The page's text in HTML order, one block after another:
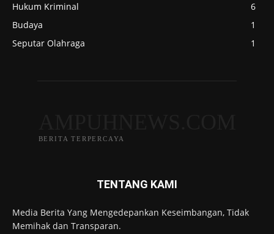
Hukum Kriminal
6
Budaya
1
Seputar Olahraga
1
BERITA TERPERCAYA
TENTANG KAMI
Media Berita Yang Mengedepankan Keseimbangan, Tidak
Memihak dan Transparan.